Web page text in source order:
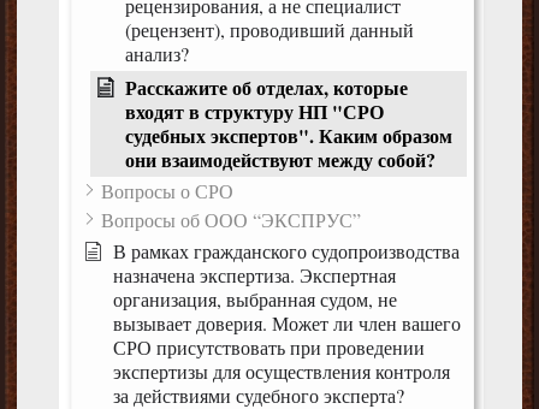
рецензирования, а не специалист
(рецензент), проводивший данный
анализ?
Расскажите об отделах, которые
входят в структуру НП "СРО
судебных экспертов". Каким образом
они взаимодействуют между собой?
Вопросы о СРО
Вопросы об ООО “ЭКСПРУС”
В рамках гражданского судопроизводства
назначена экспертиза. Экспертная
организация, выбранная судом, не
вызывает доверия. Может ли член вашего
СРО присутствовать при проведении
экспертизы для осуществления контроля
за действиями судебного эксперта?